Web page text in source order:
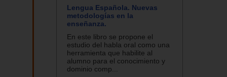
Lengua Española. Nuevas
metodologías en la
enseñanza.
En este libro se propone el
estudio del habla oral como una
herramienta que habilite al
alumno para el conocimiento y
dominio comp...